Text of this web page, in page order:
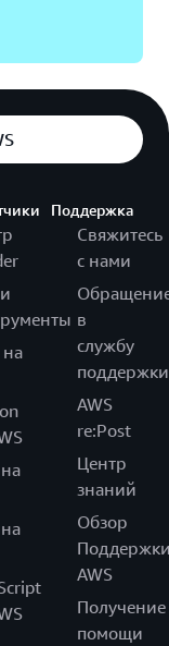
на
Поддержка
Свяжитесь
с нами
в
службу
поддержки
AWS
re:Post
Центр
знаний
Обзор
AWS
Получение
помощи